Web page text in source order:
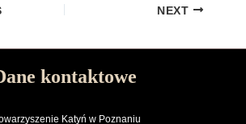
NEXT
kontaktowe
Katyń w Poznaniu